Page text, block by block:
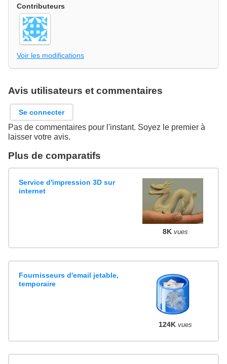
Contributeurs
Voir les modifications
Avis utilisateurs et commentaires
Se connecter
Pas de commentaires pour l'instant. Soyez le premier à
laisser votre avis.
Plus de comparatifs
Service d'impression 3D sur
internet
8K vues
Fournisseurs d'email jetable,
temporaire
124K vues